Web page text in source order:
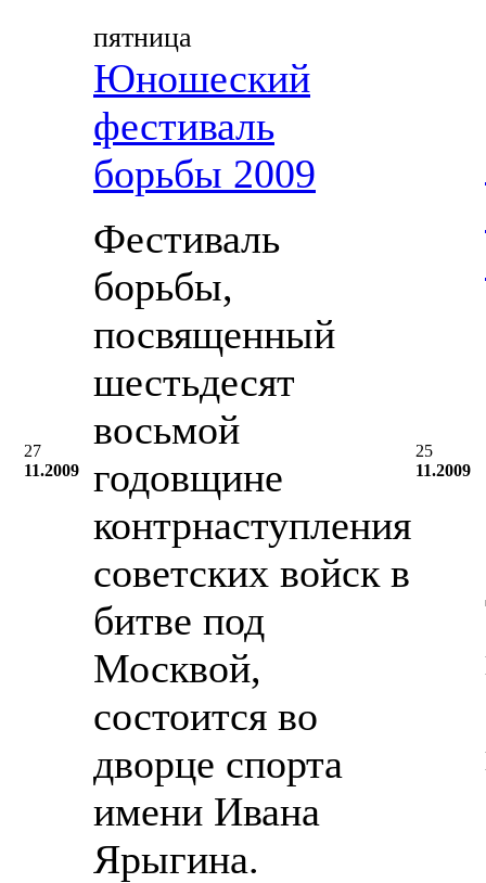
27
11.2009
пятница
Юношеский
фестиваль
борьбы 2009
Фестиваль
борьбы,
посвященный
шестьдесят
восьмой
годовщине
контрнаступления
советских войск в
битве под
Москвой,
состоится во
дворце спорта
имени Ивана
Ярыгина.
25
11.2009